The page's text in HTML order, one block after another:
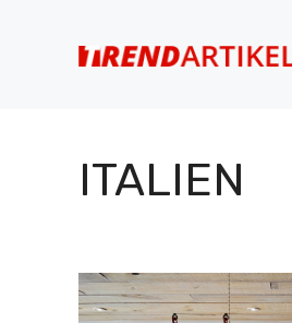
ITALIEN